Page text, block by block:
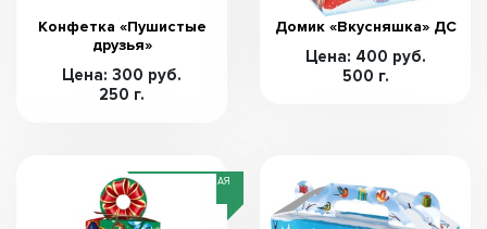
Конфетка «Пушистые
друзья»
Цена: 300 руб.
250 г.
Домик «Вкусняшка» ДС
Цена: 400 руб.
500 г.
СПЕЦИАЛЬНАЯ